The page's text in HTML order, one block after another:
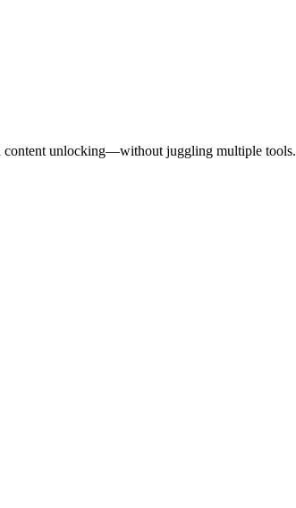
content unlocking—without juggling multiple tools.